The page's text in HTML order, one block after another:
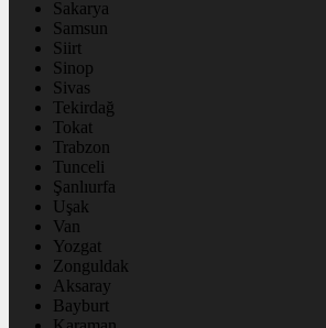
Sakarya
Samsun
Siirt
Sinop
Sivas
Tekirdağ
Tokat
Trabzon
Tunceli
Şanlıurfa
Uşak
Van
Yozgat
Zonguldak
Aksaray
Bayburt